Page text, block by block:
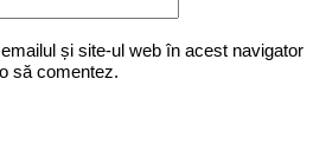
și site-ul web în acest navigator
să comentez.